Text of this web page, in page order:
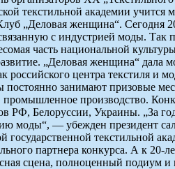
текстильной академии
„Деловая женщина“.
с индустрией моды.
часть национальной
„Деловая женщина“
центра текстиля и
занимают призовые
производство.
РФ, Белоруссии, Украины. „За
моды“, — убежден президент
текстильной
партнера конкурса. А к
сцена, полноценный